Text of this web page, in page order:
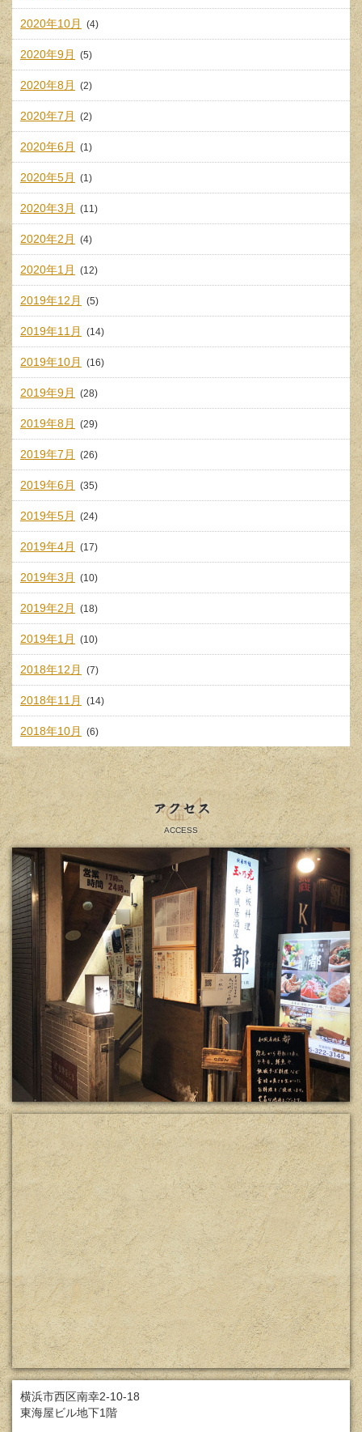
2020年10月 (4)
2020年9月 (5)
2020年8月 (2)
2020年7月 (2)
2020年6月 (1)
2020年5月 (1)
2020年3月 (11)
2020年2月 (4)
2020年1月 (12)
2019年12月 (5)
2019年11月 (14)
2019年10月 (16)
2019年9月 (28)
2019年8月 (29)
2019年7月 (26)
2019年6月 (35)
2019年5月 (24)
2019年4月 (17)
2019年3月 (10)
2019年2月 (18)
2019年1月 (10)
2018年12月 (7)
2018年11月 (14)
2018年10月 (6)
アクセス
ACCESS
横浜市西区南幸2-10-18
東海屋ビル地下1階